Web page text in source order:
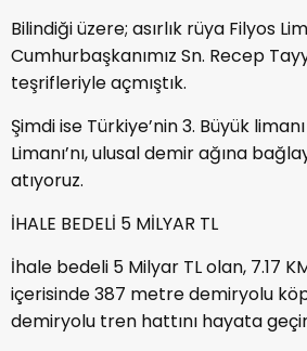
Bilindiği üzere; asırlık rüya Filyos
Cumhurbaşkanımız Sn. Recep
teşrifleriyle açmıştık.
Şimdi ise Türkiye’nin 3. Büyük
Limanı’nı, ulusal demir ağına
atıyoruz.
İHALE BEDELİ 5 MİLYAR TL
İhale bedeli 5 Milyar TL olan, 7.17
içerisinde 387 metre demiryolu
demiryolu tren hattını hayata